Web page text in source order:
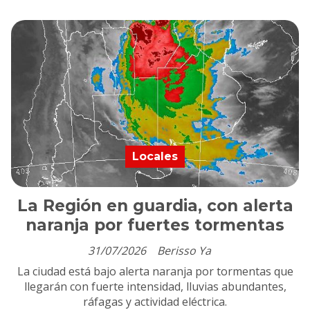
La Región en guardia, con alerta
naranja por fuertes tormentas
Berisso Ya
Locales
31/07/2026
La ciudad está bajo alerta naranja por tormentas que
llegarán con fuerte intensidad, lluvias abundantes,
ráfagas y actividad eléctrica.